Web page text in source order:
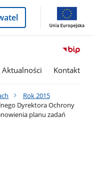
Aktualności Kontakt
Rok 2015
Dyrektora Ochrony
planu zadań